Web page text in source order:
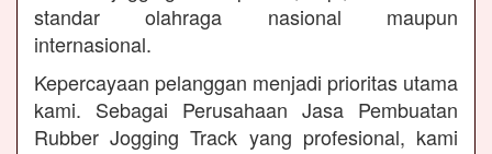
standar olahraga nasional maupun
internasional.
Kepercayaan pelanggan menjadi prioritas utama
kami. Sebagai Perusahaan Jasa Pembuatan
Rubber Jogging Track yang profesional, kami